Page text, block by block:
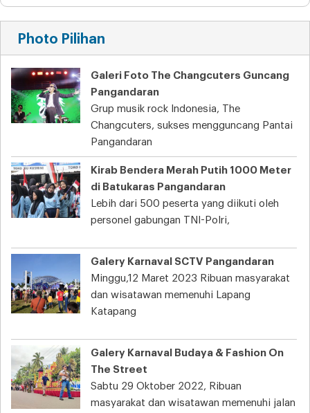
Photo Pilihan
Galeri Foto The Changcuters Guncang
Pangandaran
Grup musik rock Indonesia, The
Changcuters, sukses mengguncang Pantai
Pangandaran
Kirab Bendera Merah Putih 1000 Meter
di Batukaras Pangandaran
Lebih dari 500 peserta yang diikuti oleh
personel gabungan TNI-Polri,
Galery Karnaval SCTV Pangandaran
Minggu,12 Maret 2023 Ribuan masyarakat
dan wisatawan memenuhi Lapang
Katapang
Galery Karnaval Budaya & Fashion On
The Street
Sabtu 29 Oktober 2022, Ribuan
masyarakat dan wisatawan memenuhi jalan